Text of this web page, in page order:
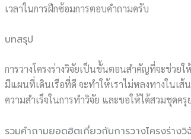
เวลาในการฝึกซ้อมการตอบคำถามครับ
บทสรุป
การวางโครงร่างวิจัยเป็นขั้นตอนสำคัญที่จะช่วย
มีแผนที่เดินเรือที่ดี จะทำให้เราไม่หลงทางในเ
ความสำเร็จในการทำวิจัย และขอให้ได้สวมชุดค
รวมคำถามยอดฮิตเกี่ยวกับการวางโครงร่างวิ